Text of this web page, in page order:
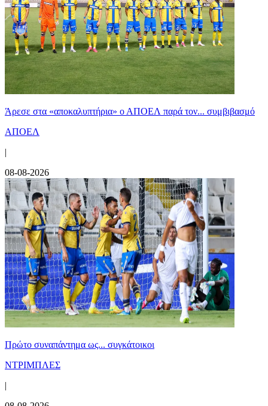
Άρεσε στα «αποκαλυπτήρια» ο ΑΠΟΕΛ παρά τον... συμβιβασμό
ΑΠΟΕΛ
|
08-08-2026
Πρώτο συναπάντημα ως... συγκάτοικοι
ΝΤΡΙΜΠΛΕΣ
|